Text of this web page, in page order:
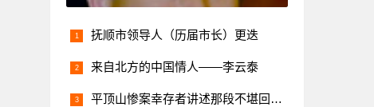
抚顺市领导人（历届市长）更迭
来自北方的中国情人——李云泰
平顶山惨案幸存者讲述那段不堪回首的历史